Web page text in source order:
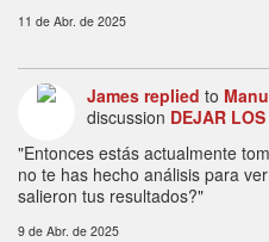
11 de Abr. de 2025
James replied to
discussion DEJAR
"Entonces estás actualmente
no te has hecho análisis para
salieron tus resultados?"
9 de Abr. de 2025